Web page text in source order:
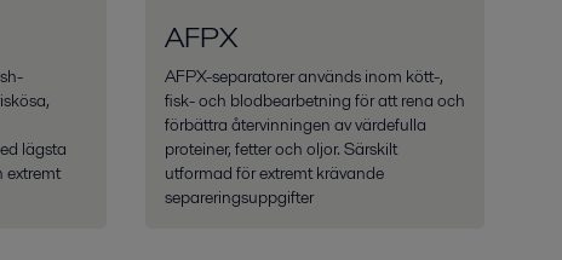
lägsta
extremt
AFPX
AFPX-separatorer används inom kött-,
fisk- och blodbearbetning för att rena och
förbättra återvinningen av värdefulla
proteiner, fetter och oljor. Särskilt
utformad för extremt krävande
separeringsuppgifter